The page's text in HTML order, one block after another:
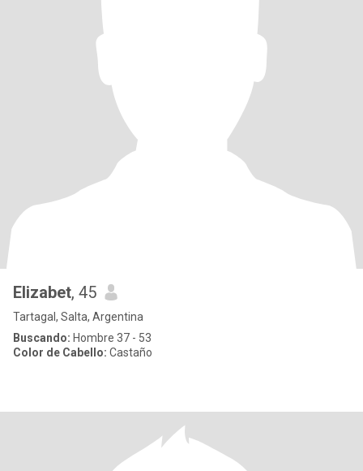
Elizabet, 45
Tartagal, Salta, Argentina
Buscando: Hombre 37 - 53
Color de Cabello: Castaño